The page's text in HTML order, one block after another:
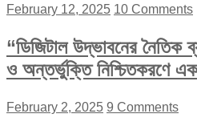
February 12, 2025 10 Comments
“ডিজিটাল উদ্ভাবনের নৈতিক
ও অন্তর্ভুক্তি নিশ্চিতকরণে
February 2, 2025 9 Comments